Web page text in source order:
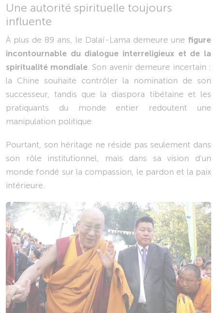
Une autorité spirituelle toujours
influente
À plus de 89 ans, le Dalaï-Lama demeure une figure
incontournable du dialogue interreligieux et de la
spiritualité mondiale . Son avenir demeure incertain :
la Chine souhaite contrôler la nomination de son
successeur, tandis que la diaspora tibétaine et les
pratiquants du monde entier redoutent une
manipulation politique.
Pourtant, son héritage ne réside pas seulement dans
son rôle institutionnel, mais dans sa vision d’un
monde fondé sur la compassion, le pardon et la paix
intérieure.